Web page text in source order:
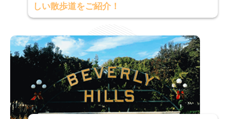
しい散歩道をご紹介！